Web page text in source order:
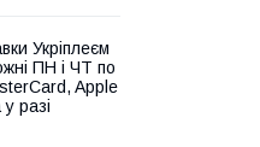
Укріплеєм
ПН і ЧТ по
Apple
разі